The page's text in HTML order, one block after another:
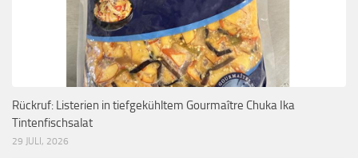
Rückruf: Listerien in tiefgekühltem Gourmaître Chuka Ika
Tintenfischsalat
29 JULI, 2026